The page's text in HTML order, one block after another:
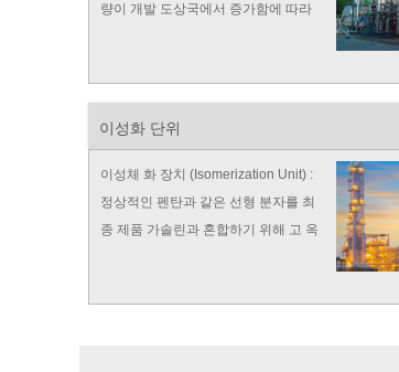
량이 개발 도상국에서 증가함에 따라
이성화 단위
이성체 화 장치 (Isomerization Unit) :
정상적인 펜탄과 같은 선형 분자를 최
종 제품 가솔린과 혼합하기 위해 고 옥